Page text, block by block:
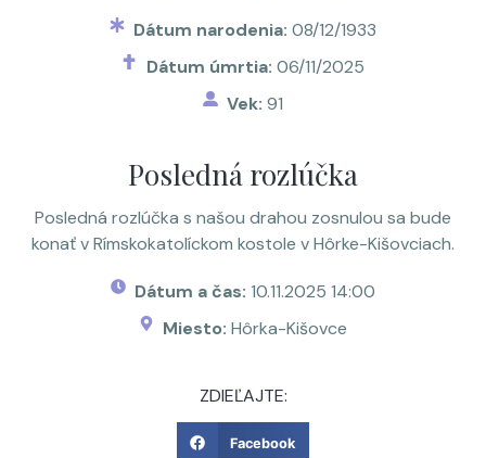
Dátum narodenia:08/12/1933
Dátum úmrtia: 06/11/2025
Vek:91
Posledná rozlúčka
Posledná rozlúčka s našou drahou zosnulou sa bude
konať v Rímskokatolíckom kostole v Hôrke-Kišovciach.
Dátum a čas:10.11.2025 14:00
Miesto:Hôrka-Kišovce
ZDIEĽAJTE:
Facebook